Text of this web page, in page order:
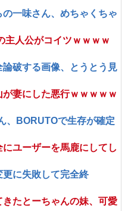
の一味さん、めちゃくちゃ
主人公がコイツｗｗｗｗ
論破する画像、とうとう見
が妻にした悪行ｗｗｗｗｗ
、BORUTOで生存が確定
にユーザーを馬鹿にしてし
更に失敗して完全終
きたとーちゃんの妹、可愛